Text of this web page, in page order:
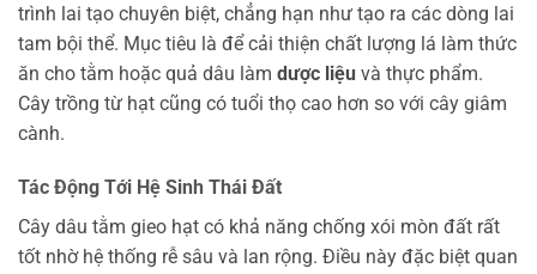
trình lai tạo chuyên biệt, chẳng hạn như tạo ra các dòng lai
tam bội thể. Mục tiêu là để cải thiện chất lượng lá làm thức
ăn cho tằm hoặc quả dâu làm dược liệu và thực phẩm.
Cây trồng từ hạt cũng có tuổi thọ cao hơn so với cây giâm
cành.
Tác Động Tới Hệ Sinh Thái Đất
Cây dâu tằm gieo hạt có khả năng chống xói mòn đất rất
tốt nhờ hệ thống rễ sâu và lan rộng. Điều này đặc biệt quan